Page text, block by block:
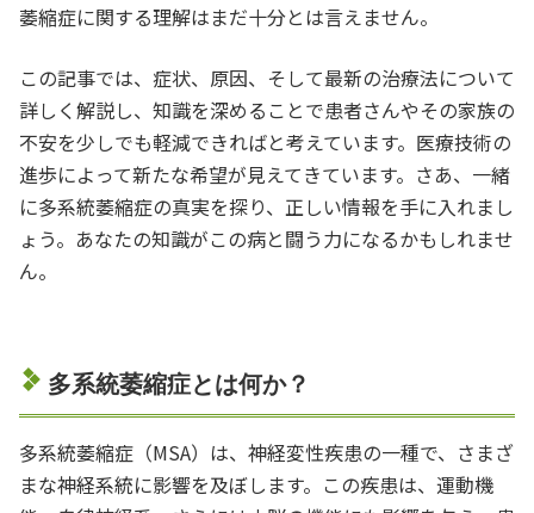
萎縮症に関する理解はまだ十分とは言えません。
この記事では、症状、原因、そして最新の治療法について
詳しく解説し、知識を深めることで患者さんやその家族の
不安を少しでも軽減できればと考えています。医療技術の
進歩によって新たな希望が見えてきています。さあ、一緒
に多系統萎縮症の真実を探り、正しい情報を手に入れまし
ょう。あなたの知識がこの病と闘う力になるかもしれませ
ん。
多系統萎縮症とは何か？
多系統萎縮症（MSA）は、神経変性疾患の一種で、さまざ
まな神経系統に影響を及ぼします。この疾患は、運動機